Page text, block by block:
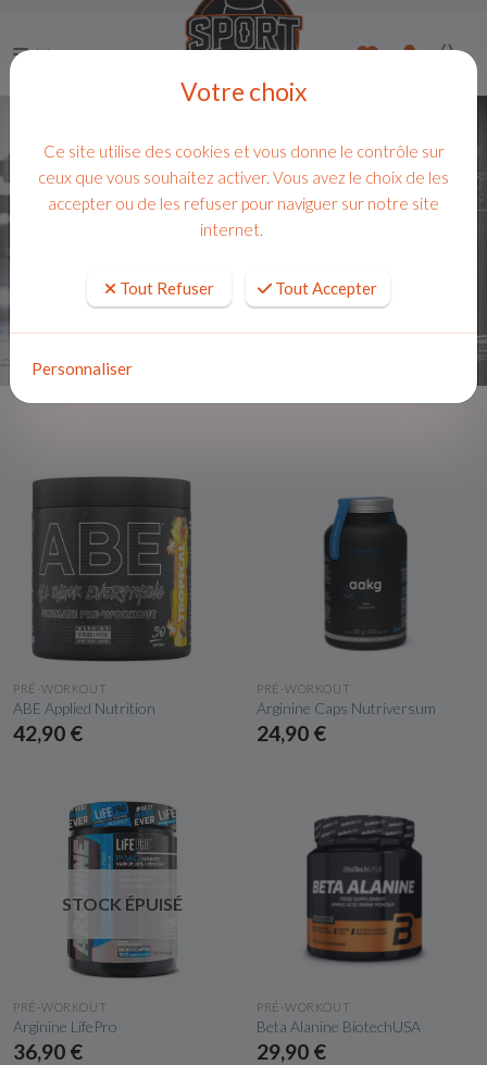
Menu
ACCUEIL NUTRITION
BOOSTERS
PRÉ-WORKOUT
22 produits( 1 - 12 )
APERÇU RAPIDE
PRÉ-WORKOUT
ABE Applied Nutrition
42,90 €
APERÇU RAPIDE
PRÉ-WORKOUT
Arginine Caps Nutriversum
24,90 €
STOCK ÉPUISÉ
APERÇU RAPIDE
PRÉ-WORKOUT
Arginine LifePro
36,90 €
APERÇU RAPIDE
PRÉ-WORKOUT
Beta Alanine BiotechUSA
29,90 €
Votre choix
Ce site utilise des cookies et vous donne le contrôle sur
ceux que vous souhaitez activer. Vous avez le choix de les
accepter ou de les refuser pour naviguer sur notre site
internet.
Tout Refuser Tout Accepter
Personnaliser